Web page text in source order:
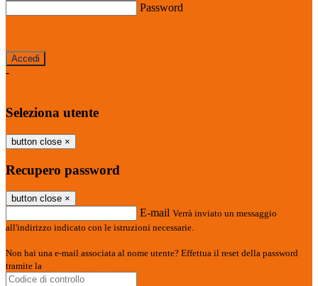
Password
-
Seleziona utente
button close ×
Recupero password
button close ×
E-mail Verrà inviato un messaggio
all'indirizzo indicato con le istruzioni necessarie.
Non hai una e-mail associata al nome utente? Effettua il reset della password
tramite la